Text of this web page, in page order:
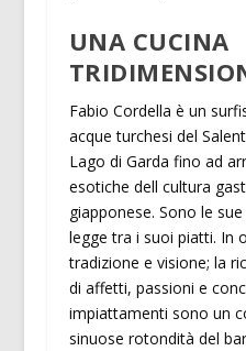
UNA CUCINA
Fabio Cordella è un
acque turchesi del
Lago di Garda fino ad
esotiche dell cultura
giapponese. Sono le
legge tra i suoi piatti. In
tradizione e visione; la
di affetti, passioni e
impiattamenti sono un
sinuose rotondità del